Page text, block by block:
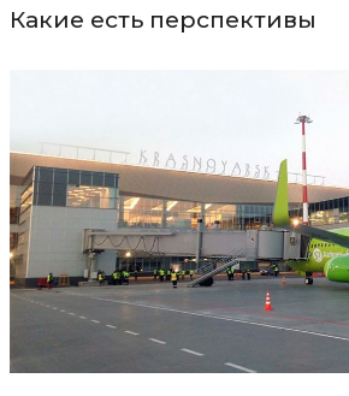
Какие есть перспективы